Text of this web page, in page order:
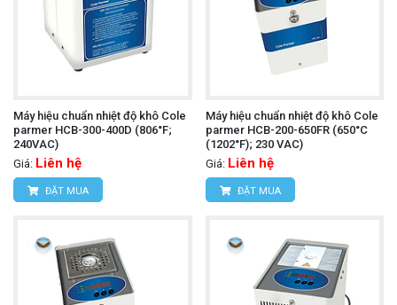
Máy hiệu chuẩn nhiệt độ khô Cole
parmer HCB-300-400D (806°F;
240VAC)
Giá: Liên hệ
ĐẶT MUA
Máy hiệu chuẩn nhiệt độ khô Cole
parmer HCB-200-650FR (650°C
(1202°F); 230 VAC)
Giá: Liên hệ
ĐẶT MUA